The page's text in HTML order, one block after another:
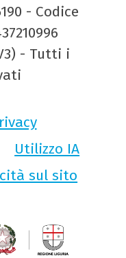
- Codice
- Tutti i
Utilizzo IA
sul sito